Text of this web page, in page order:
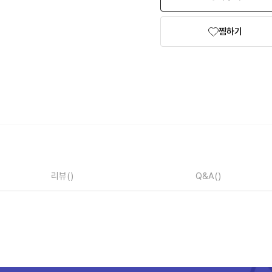
찜하기
리뷰() Q&A()